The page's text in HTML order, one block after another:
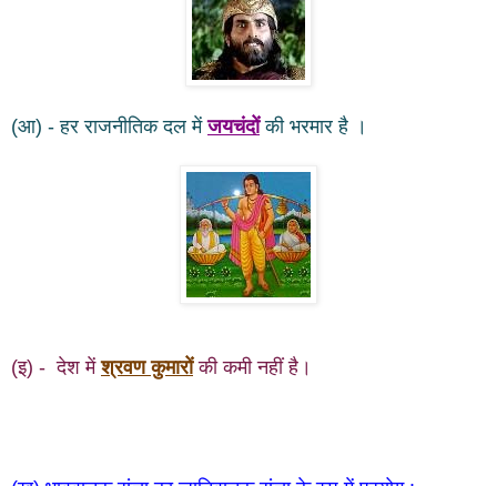
(आ) - हर राजनीतिक दल मेंजयचंदोंकी भरमार है ।
(इ) - देश मेंश्रवण कुमारोंकी कमी नहीं है।